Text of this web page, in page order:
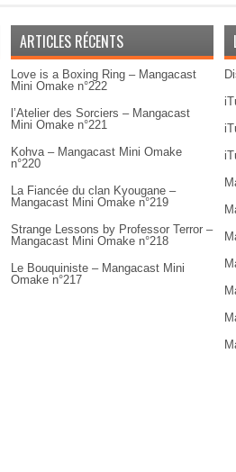
ARTICLES RÉCENTS
Love is a Boxing Ring – Mangacast
Mini Omake n°222
l’Atelier des Sorciers – Mangacast
Mini Omake n°221
Kohva – Mangacast Mini Omake
n°220
La Fiancée du clan Kyougane –
Mangacast Mini Omake n°219
Strange Lessons by Professor Terror –
Mangacast Mini Omake n°218
Le Bouquiniste – Mangacast Mini
Omake n°217